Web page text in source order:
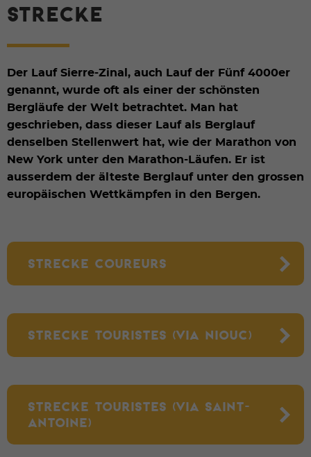
STRECKE
Der Lauf Sierre-Zinal, auch Lauf der Fünf 4000er
genannt, wurde oft als einer der schönsten
Bergläufe der Welt betrachtet. Man hat
geschrieben, dass dieser Lauf als Berglauf
denselben Stellenwert hat, wie der Marathon von
New York unter den Marathon-Läufen. Er ist
ausserdem der älteste Berglauf unter den grossen
europäischen Wettkämpfen in den Bergen.
STRECKE COUREURS
STRECKE TOURISTES (VIA NIOUC)
STRECKE TOURISTES (VIA SAINT-
ANTOINE)